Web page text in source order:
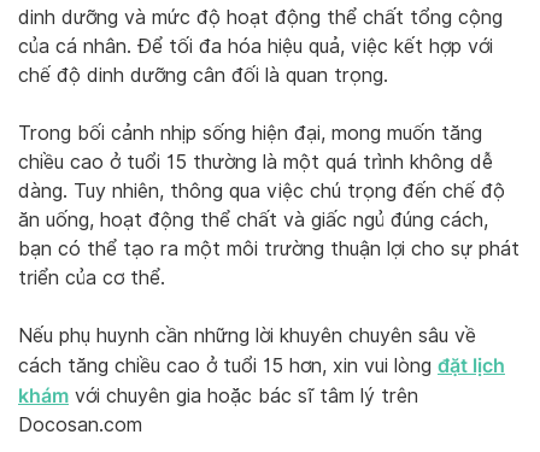
dinh dưỡng và mức độ hoạt động thể chất tổng cộng
của cá nhân. Để tối đa hóa hiệu quả, việc kết hợp với
chế độ dinh dưỡng cân đối là quan trọng.
Trong bối cảnh nhịp sống hiện đại, mong muốn tăng
chiều cao ở tuổi 15 thường là một quá trình không dễ
dàng. Tuy nhiên, thông qua việc chú trọng đến chế độ
ăn uống, hoạt động thể chất và giấc ngủ đúng cách,
bạn có thể tạo ra một môi trường thuận lợi cho sự phát
triển của cơ thể.
Nếu phụ huynh cần những lời khuyên chuyên sâu về
cách tăng chiều cao ở tuổi 15 hơn, xin vui lòng đặt lịch
khám với chuyên gia hoặc bác sĩ tâm lý trên
Docosan.com